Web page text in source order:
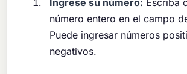
Ingrese su número: Escriba
número entero en el campo
Puede ingresar números
negativos.